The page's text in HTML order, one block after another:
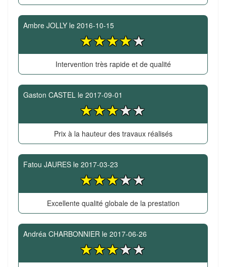
Ambre JOLLY le 2016-10-15
Intervention très rapide et de qualité
Gaston CASTEL le 2017-09-01
Prix à la hauteur des travaux réalisés
Fatou JAURES le 2017-03-23
Excellente qualité globale de la prestation
Andréa CHARBONNIER le 2017-06-26